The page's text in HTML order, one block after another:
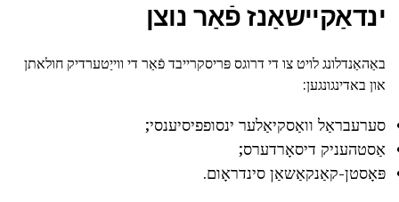
ינדאַקיישאַנז פֿאַר נוצן
באַהאַנדלונג לויט צו די דרוגס פּריסקרייבד פֿאַר די ווייַטערדיק חולאתן
און באדינגונגען:
סערעבראַל וואַסקיאַלער ינסופפיסיענסי;
אַסטהעניק דיסאָרדערס;
פּאָסטן-קאַנקאַשאַן סינדראָום.